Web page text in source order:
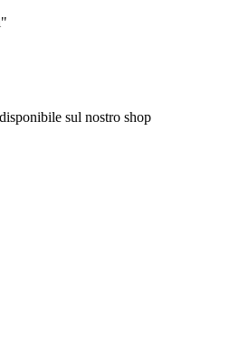
sul nostro shop